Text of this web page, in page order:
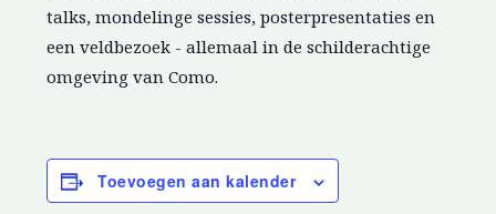
talks, mondelinge sessies, posterpresentaties en
een veldbezoek - allemaal in de schilderachtige
omgeving van Como.
Toevoegen aan kalender